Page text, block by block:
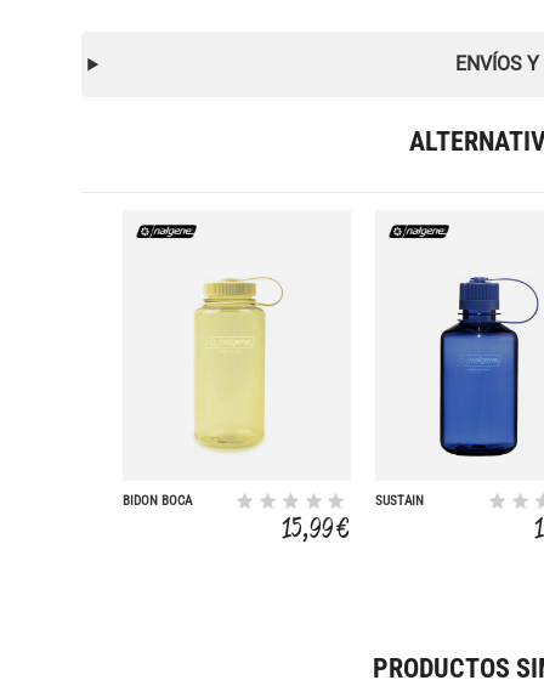
ENVÍOS
BIDON BOCA
15,99 €
SUSTAIN
PRODUCTOS